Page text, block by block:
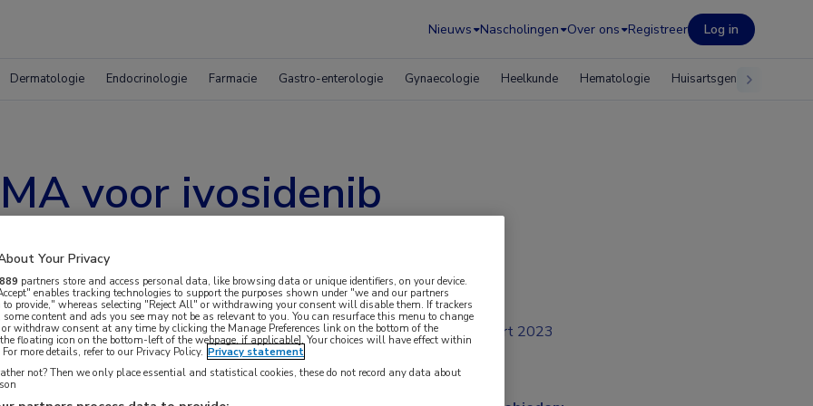
Nieuws Nascholingen Over ons Registreer Log in
Dermatologie Endocrinologie Farmacie Gastro-enterologie Gynaecologie Heelkunde Hematologie Huisartsgeneeskunde
voor ivosidenib
uitgebracht over het verlenen van een
ivosidenib, bedoeld voor de behandeling van
mrt 2023
Your Privacy
889 partners store and access personal data, like browsing data or unique identifiers, on your device.
enables tracking technologies to support the purposes shown under "we and our partners
to provide," whereas selecting "Reject All" or withdrawing your consent will disable them. If trackers
some content and ads you see may not be as relevant to you. You can resurface this menu to change
or withdraw consent at any time by clicking the Manage Preferences link on the bottom of the
floating icon on the bottom-left of the webpage, if applicable]. Your choices will have effect within
more details, refer to our Privacy Policy. Privacy statement
not? Then we only place essential and statistical cookies, these do not record any data about